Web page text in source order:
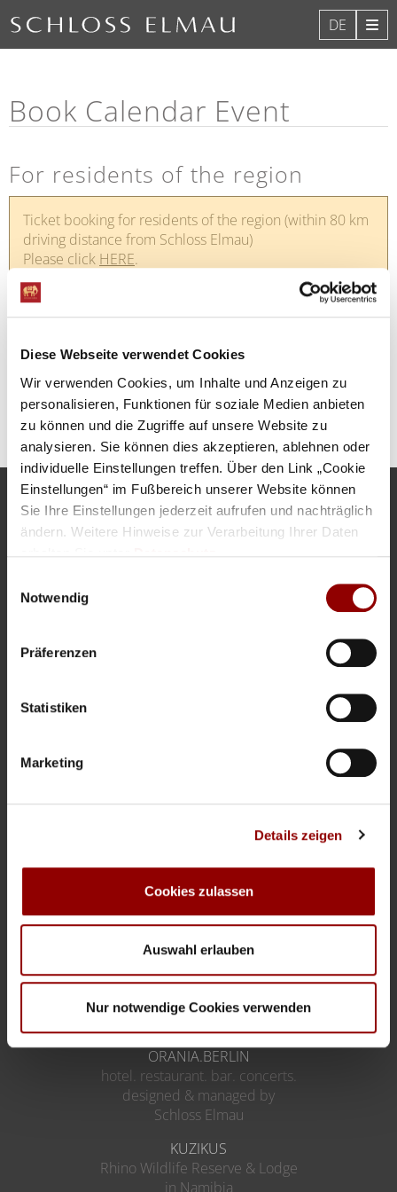
Diese Webseite verwendet Cookies
Wir verwenden Cookies, um Inhalte und Anzeigen zu
personalisieren, Funktionen für soziale Medien anbieten
zu können und die Zugriffe auf unsere Website zu
analysieren. Sie können dies akzeptieren, ablehnen oder
individuelle Einstellungen treffen. Über den Link „Cookie
Einstellungen“ im Fußbereich unserer Website können
Sie Ihre Einstellungen jederzeit aufrufen und nachträglich
ändern. Weitere Hinweise zur Verarbeitung Ihrer Daten
Notwendig
Präferenzen
Statistiken
Marketing
Details zeigen
Cookies zulassen
Auswahl erlauben
Nur notwendige Cookies verwenden
Book Calendar Event
For residents of the region
Ticket booking for residents of the region (within 80 km
driving distance from Schloss Elmau)
Please click HERE.
For hotel guests
The cultural calendar is currently being updated. To register
for cultural events, please send anemail to kultur@schloss-
elmau.de.
Address
PRICE LIST
WITHDRAWAL FORM
FACEBOOK
COOKIE-SETTINGS
ORANIA.BERLIN
hotel. restaurant. bar. concerts.
designed & managed by
Schloss Elmau
KUZIKUS
Rhino Wildlife Reserve & Lodge
in Namibia
DE